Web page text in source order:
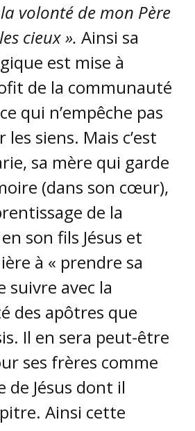
volonté de mon Père
cieux ». Ainsi sa
est mise à
de la communauté
qui n’empêche pas
les siens. Mais c’est
sa mère qui garde
(dans son cœur),
de la
son fils Jésus et
à « prendre sa
suivre avec la
des apôtres que
Il en sera peut-être
ses frères comme
de Jésus dont il
Ainsi cette